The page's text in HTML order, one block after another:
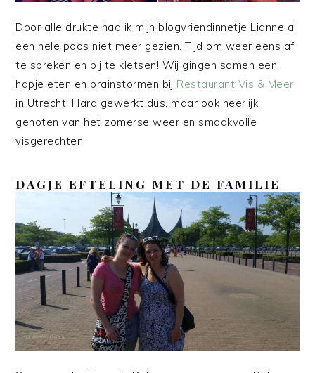
Door alle drukte had ik mijn blogvriendinnetje Lianne al
een hele poos niet meer gezien. Tijd om weer eens af
te spreken en bij te kletsen! Wij gingen samen een
hapje eten en brainstormen bij Restaurant Vis & Meer
in Utrecht. Hard gewerkt dus, maar ook heerlijk
genoten van het zomerse weer en smaakvolle
visgerechten.
DAGJE EFTELING MET DE FAMILIE